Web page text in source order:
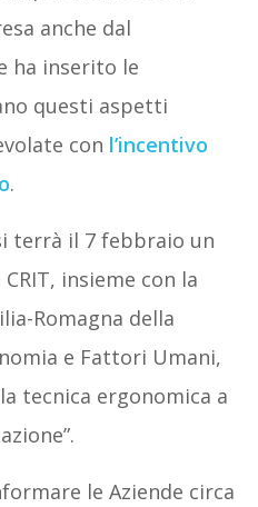
anche dal
ha inserito le
questi aspetti
con l’incentivo
.
terrà il 7 febbraio un
insieme con la
Romagna della
e Fattori Umani,
tecnica ergonomica a
le Aziende circa